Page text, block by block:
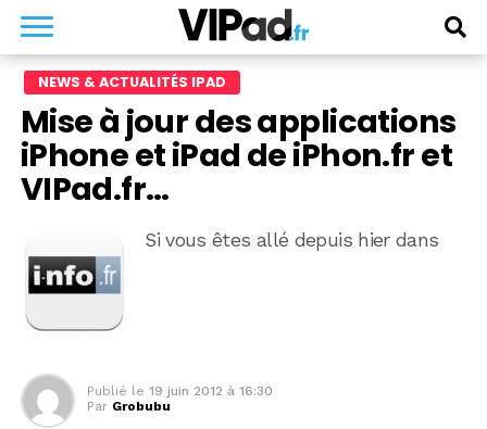
NEWS & ACTUALITÉS IPAD
Mise à jour des applications
iPhone et iPad de iPhon.fr et
VIPad.fr…
Si vous êtes allé depuis hier dans
Publié le 19 juin 2012 à 16:30
Par Grobubu